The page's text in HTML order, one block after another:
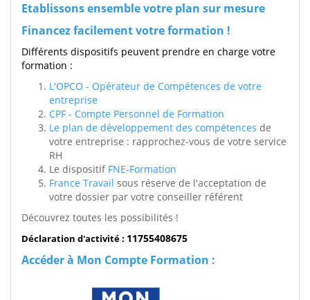
Etablissons ensemble votre plan sur mesure
Financez facilement votre formation !
Différents dispositifs peuvent prendre en charge votre
formation :
L'OPCO - Opérateur de Compétences de votre
entreprise
CPF - Compte Personnel de Formation
Le plan de développement des compétences de
votre entreprise : rapprochez-vous de votre service
RH
Le dispositif FNE-Formation
France Travail sous réserve de l'acceptation de
votre dossier par votre conseiller référent
Découvrez toutes les possibilités !
Déclaration d'activité : 11755408675
Accéder à Mon Compte Formation :